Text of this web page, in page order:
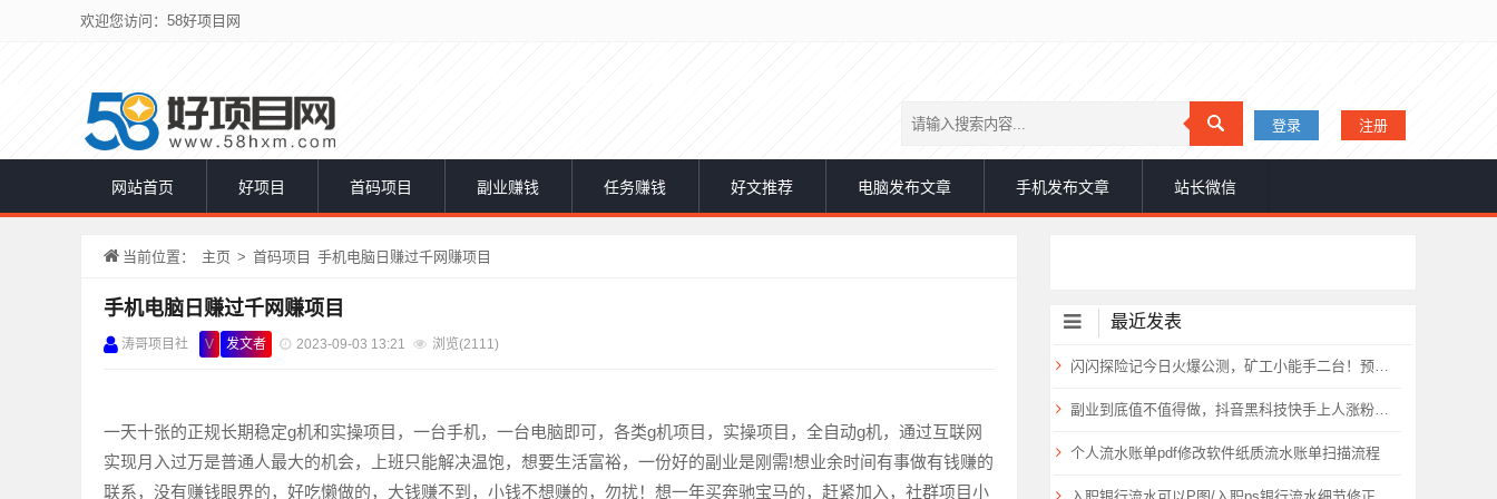
欢迎您访问：58好项目网
登录 注册
网站首页 好项目 首码项目 副业赚钱 任务赚钱 好文推荐 电脑发布文章 手机发布文章 站长微信
当前位置： 主页 > 首码项目 手机电脑日赚过千网赚项目
手机电脑日赚过千网赚项目
涛哥项目社 V 发文者 2023-09-03 13:21 浏览(2111)
一天十张的正规长期稳定g机和实操项目，一台手机，一台电脑即可，各类g机项目，实操项目，全自动g机，通过互联网
实现月入过万是普通人最大的机会，上班只能解决温饱，想要生活富裕，一份好的副业是刚需!想业余时间有事做有钱赚的
联系，没有赚钱眼界的，好吃懒做的，大钱赚不到，小钱不想赚的，勿扰！想一年买奔驰宝马的，赶紧加入，社群项目小
最近发表
闪闪探险记今日火爆公测，矿工小能手二台！预计要火爆全网
副业到底值不值得做，抖音黑科技快手上人涨粉云端商城真能逆袭赚钱
个人流水账单pdf修改软件纸质流水账单扫描流程